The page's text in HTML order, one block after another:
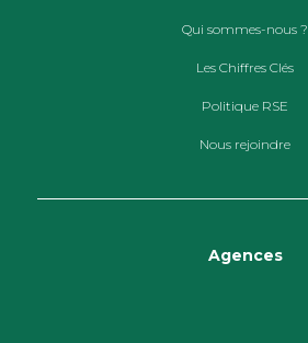
Qui sommes-nous ?
Les Chiffres Clés
Politique RSE
Nous rejoindre
Agences